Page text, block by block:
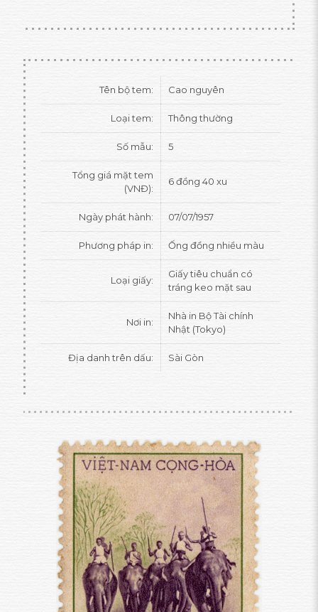
Tên bộ tem: Cao nguyên
Loại tem: Thông thường
Số mẫu: 5
Tổng giá mặt tem
(VNĐ):
6 đồng 40 xu
Ngày phát hành: 07/07/1957
Phương pháp in: Ống đồng nhiều màu
Loại giấy:
Giấy tiêu chuẩn có
tráng keo mặt sau
Nơi in:
Nhà in Bộ Tài chính
Nhật (Tokyo)
Địa danh trên dấu: Sài Gòn